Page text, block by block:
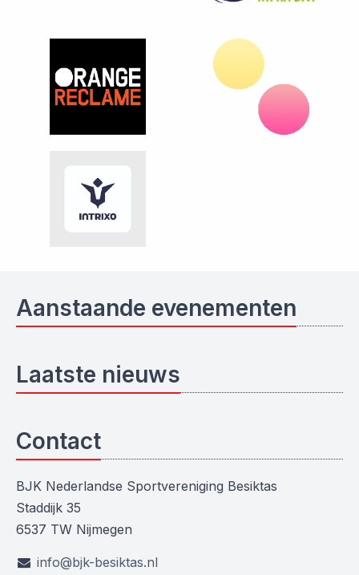
Aanstaande evenementen
Laatste nieuws
Contact
BJK Nederlandse Sportvereniging Besiktas
Staddijk 35
6537 TW Nijmegen
info@bjk-besiktas.nl